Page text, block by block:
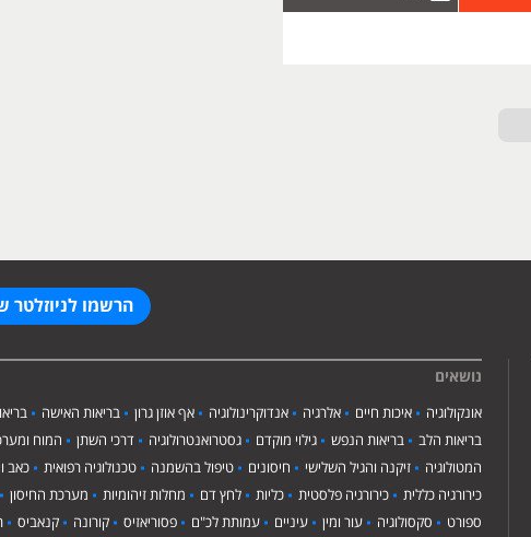
הרשמו לניוזלטר
נושאים
אונקולוגיה איכות חיים אלרגיה אנדוקרינולוגיה אף אוזן גרון בריאות האישה
בריאות הלב
בריאות הנפש גילוי מוקדם גסטרואנטרולוגיה דרכי השתן
המוח
המטולוגיה
זיקנה והגיל השלישי חיסונים טיפול בהשמנה טכנולוגיה רפואית
כאב
כירורגיה כללית
כירורגיה פלסטית כליות לחץ דם מחלות זיהומיות מערכת החיסון
ספורט
סקסולוגיה עור ומין עיניים עמותת לכ"ם פסוריאזיס קורונה קנאביס